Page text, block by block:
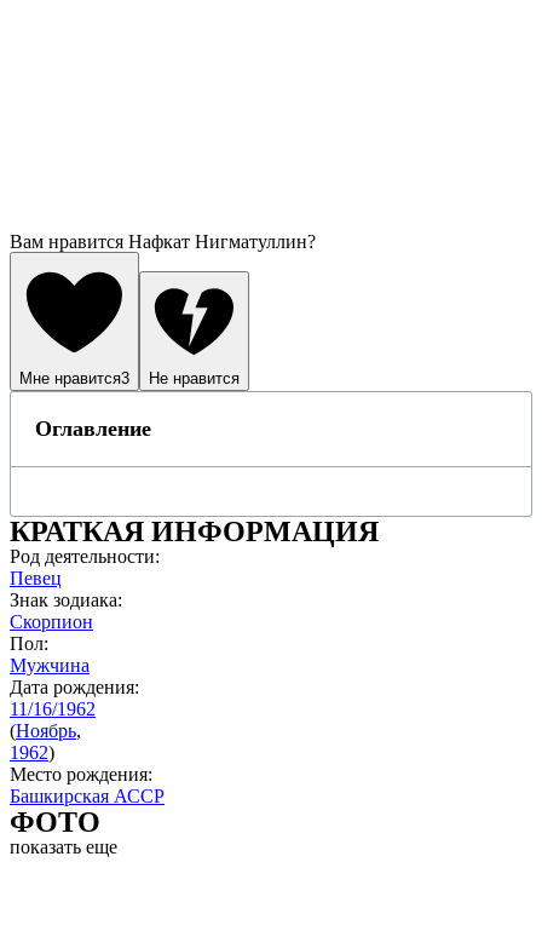
Вам нравится Нафкат Нигматуллин?
Мне нравится3 Не нравится
Оглавление
КРАТКАЯ ИНФОРМАЦИЯ
Род деятельности:
Певец
Знак зодиака:
Скорпион
Пол:
Мужчина
Дата рождения:
11/16/1962
(Ноябрь,
1962)
Место рождения:
Башкирская АССР
ФОТО
показать еще